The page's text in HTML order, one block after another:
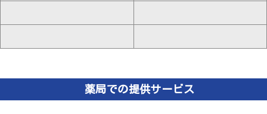
薬局での提供サービス